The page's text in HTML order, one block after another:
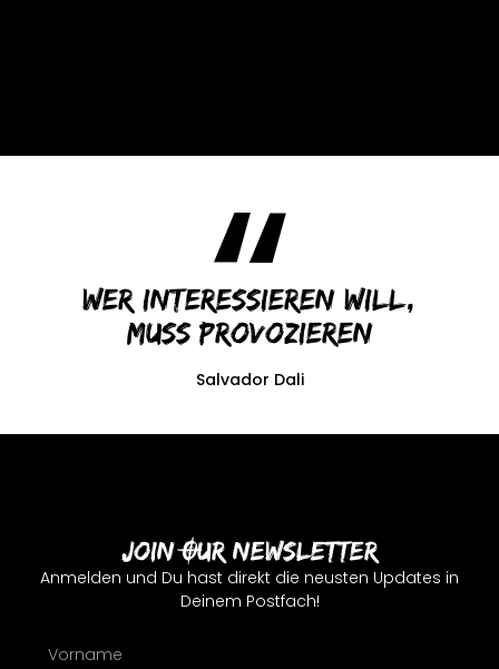
Wer interessieren will,
muss provozieren
Salvador Dali
Join Our Newsletter
Anmelden und Du hast direkt die neusten Updates in
Deinem Postfach!